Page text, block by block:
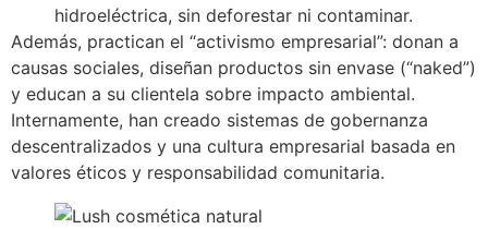
hidroeléctrica, sin deforestar ni contaminar.
Además, practican el “activismo empresarial”: donan a
causas sociales, diseñan productos sin envase (“naked”)
y educan a su clientela sobre impacto ambiental.
Internamente, han creado sistemas de gobernanza
descentralizados y una cultura empresarial basada en
valores éticos y responsabilidad comunitaria.